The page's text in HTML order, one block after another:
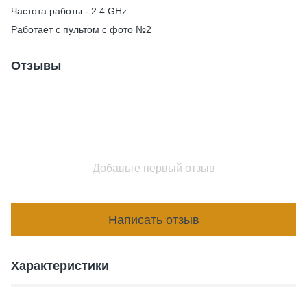
Частота работы - 2.4 GHz
Работает с пультом с фото №2
Отзывы
Добавьте первый отзыв
Написать отзыв
Характеристики